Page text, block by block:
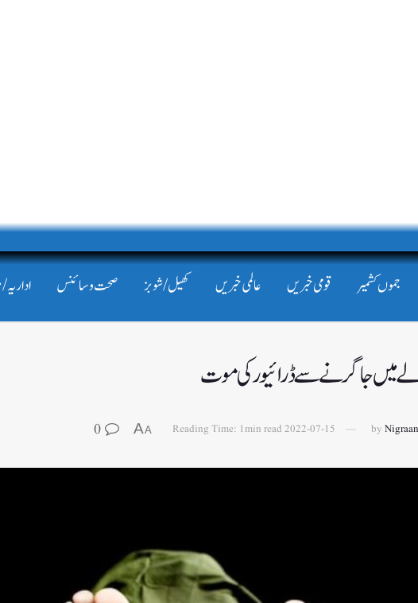
جموں کشمیر قومی خبریں عالمی خبریں کھیل/شوبز صحت و سائنس
میں جا گرنے سے ڈرائیور کی موت
by
2022-07-15
Reading Time: 1min read
A
A